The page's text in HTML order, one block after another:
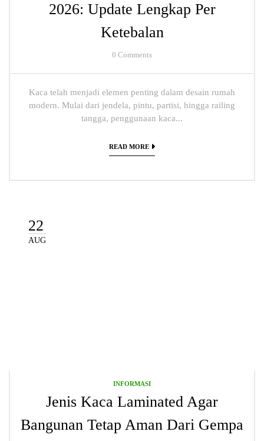
2026: Update Lengkap Per
Ketebalan
0 Comments
Kaca telah menjadi elemen penting dalam desain rumah
modern. Mulai dari jendela, pintu, partisi, hingga railing
tangga, penggunaan kaca...
READ MORE
22
AUG
INFORMASI
Jenis Kaca Laminated Agar
Bangunan Tetap Aman Dari Gempa